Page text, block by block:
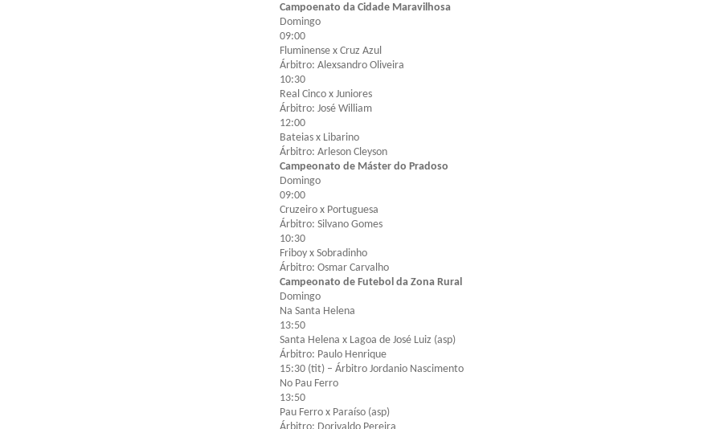
Campoenato da Cidade Maravilhosa
Domingo
09:00
Fluminense x Cruz Azul
Árbitro: Alexsandro Oliveira
10:30
Real Cinco x Juniores
Árbitro: José William
12:00
Bateias x Libarino
Árbitro: Arleson Cleyson
Campeonato de Máster do Pradoso
Domingo
09:00
Cruzeiro x Portuguesa
Árbitro: Silvano Gomes
10:30
Friboy x Sobradinho
Árbitro: Osmar Carvalho
Campeonato de Futebol da Zona Rural
Domingo
Na Santa Helena
13:50
Santa Helena x Lagoa de José Luiz (asp)
Árbitro: Paulo Henrique
15:30 (tit) – Árbitro Jordanio Nascimento
No Pau Ferro
13:50
Pau Ferro x Paraíso (asp)